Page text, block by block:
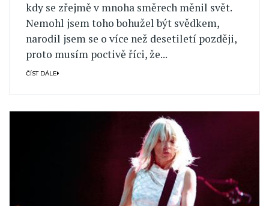
kdy se zřejmě v mnoha směrech měnil svět.
Nemohl jsem toho bohužel být svědkem,
narodil jsem se o více než desetiletí později,
proto musím poctivě říci, že...
ČÍST DÁLE